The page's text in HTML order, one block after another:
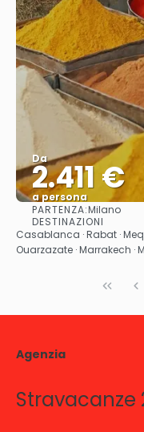
Da
2.411 €
a persona
PARTENZA:Milano
DESTINAZIONI
Casablanca · Rabat ·
Ouarzazate · Marrakech ·
Agenzia
Stravacanze